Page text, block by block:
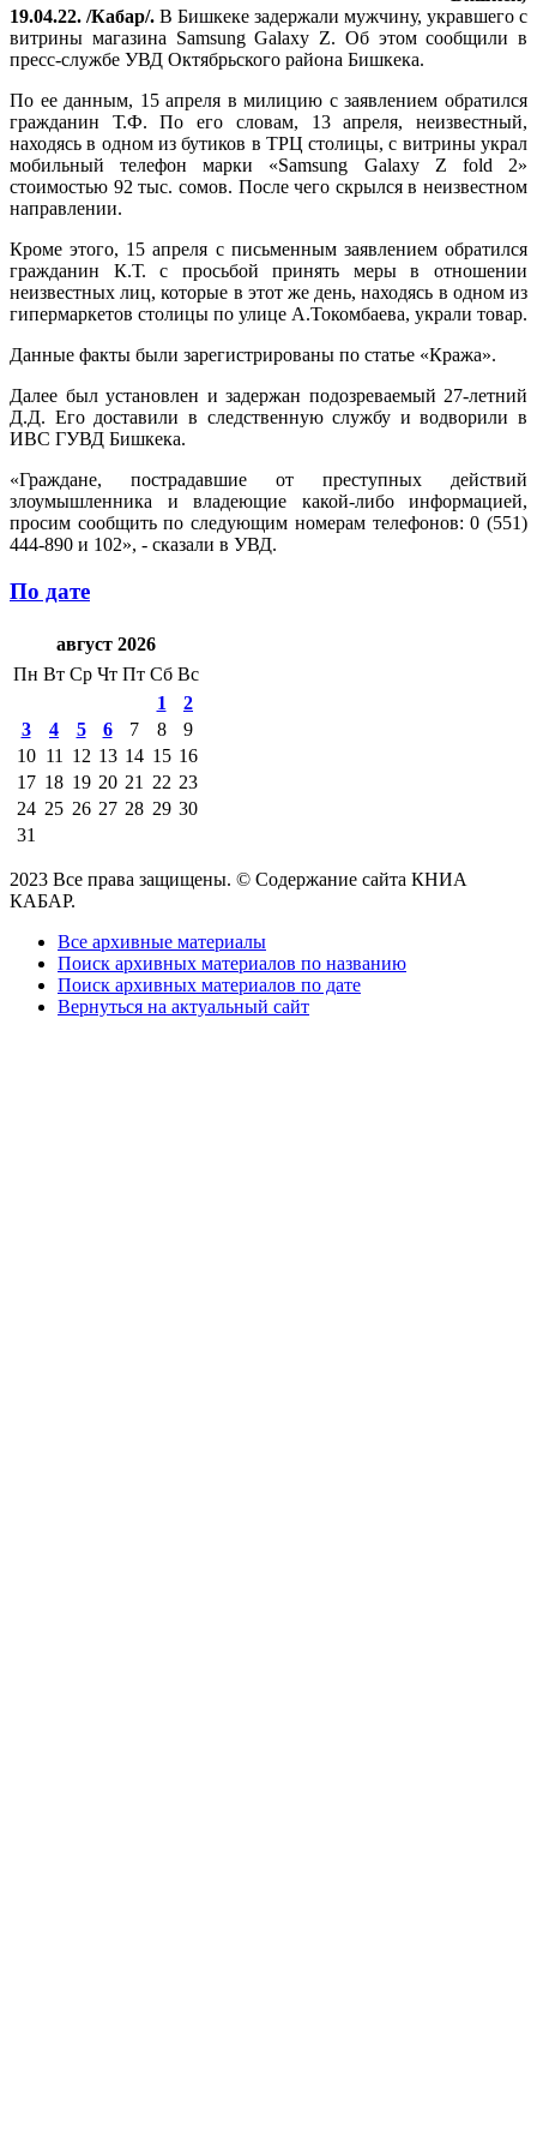
19.04.22. /Кабар/. В Бишкеке задержали мужчину, укравшего с
витрины магазина Samsung Galaxy Z. Об этом сообщили в
пресс-службе УВД Октябрьского района Бишкека.
По ее данным, 15 апреля в милицию с заявлением обратился
гражданин Т.Ф. По его словам, 13 апреля, неизвестный,
находясь в одном из бутиков в ТРЦ столицы, с витрины украл
мобильный телефон марки «Samsung Galaxy Z fold 2»
стоимостью 92 тыс. сомов. После чего скрылся в неизвестном
направлении.
Кроме этого, 15 апреля с письменным заявлением обратился
гражданин К.Т. с просьбой принять меры в отношении
неизвестных лиц, которые в этот же день, находясь в одном из
гипермаркетов столицы по улице А.Токомбаева, украли товар.
Данные факты были зарегистрированы по статье «Кража».
Далее был установлен и задержан подозреваемый 27-летний
Д.Д. Его доставили в следственную службу и водворили в
ИВС ГУВД Бишкека.
«Граждане, пострадавшие от преступных действий
злоумышленника и владеющие какой-либо информацией,
просим сообщить по следующим номерам телефонов: 0 (551)
444-890 и 102», - сказали в УВД.
По дате
август 2026
Пн Вт Ср Чт Пт Сб Вс
1
2
3
4 5 6 7 8
9
10 11 12 13 14 15 16
17 18 19 20 21 22 23
24 25 26 27 28 29 30
31
2023 Все права защищены. © Содержание сайта КНИА
КАБАР.
Все архивные материалы
Поиск архивных материалов по названию
Поиск архивных материалов по дате
Вернуться на актуальный сайт